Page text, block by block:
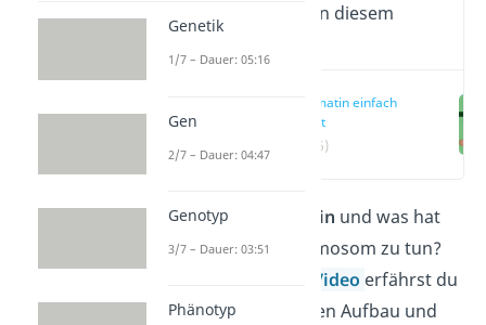
Wichtige Inhalte in diesem
Video
Chromatin einfach
erklärt
(00:16)
Was ist ein Chromatin und was hat
das mit einem Chromosom zu tun?
Video erfährst du
alles, was du über den Aufbau und
Genetik
1/7 – Dauer: 05:16
Gen
2/7 – Dauer: 04:47
Genotyp
3/7 – Dauer: 03:51
Phänotyp